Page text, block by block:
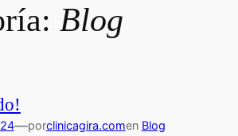
Blog
—porclinicagira.comen Blog